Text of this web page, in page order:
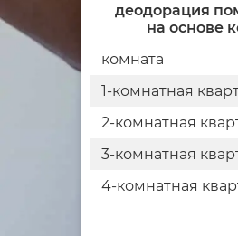
деодорация
на основе
комната
1-комнатная
2-комнатная
3-комнатная
4-комнатная